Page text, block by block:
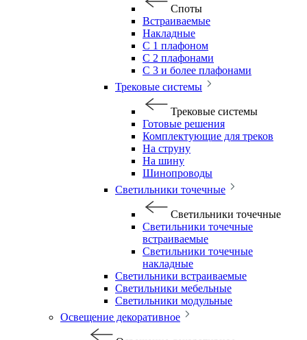
Споты
Встраиваемые
Накладные
С 1 плафоном
С 2 плафонами
С 3 и более плафонами
Трековые системы
Трековые системы
Готовые решения
Комплектующие для треков
На струну
На шину
Шинопроводы
Светильники точечные
Светильники точечные
Светильники точечные
встраиваемые
Светильники точечные
накладные
Светильники встраиваемые
Светильники мебельные
Светильники модульные
Освещение декоративное